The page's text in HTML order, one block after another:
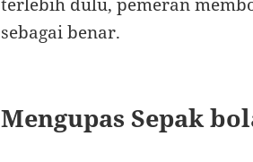
sebagai benar.
Mengupas Sepak